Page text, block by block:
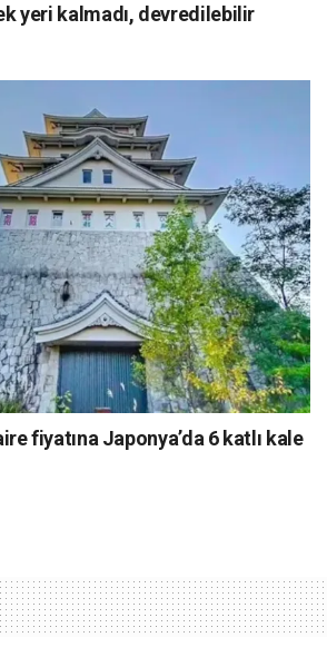
yeri kalmadı, devredilebilir
fiyatına Japonya’da 6 katlı kale